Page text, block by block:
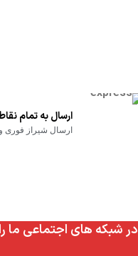
ارسال به تمام
ارسال شیراز فوری و
در شبکه های اجتماعی ما